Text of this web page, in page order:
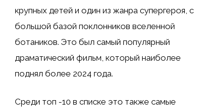
крупных детей и один из жанра супергероя, с
большой базой поклонников вселенной
ботаников. Это был самый популярный
драматический фильм, который наиболее
поднял более 2024 года.
Среди топ -10 в списке это также самые